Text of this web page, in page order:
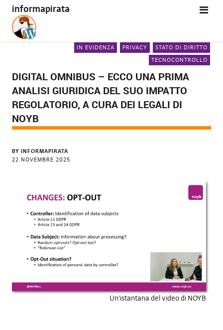
informapirata
IN EVIDENZA PRIVACY
STATO DI DIRITTO
TECNOCONTROLLO
DIGITAL OMNIBUS – ECCO UNA PRIMA
ANALISI GIURIDICA DEL SUO IMPATTO
REGOLATORIO, A CURA DEI LEGALI DI
NOYB
BY INFORMAPIRATA
22 NOVEMBRE 2025
Un'istantana del video di NOYB